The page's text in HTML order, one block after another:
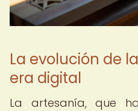
La evolución de
era digital
La artesanía, que